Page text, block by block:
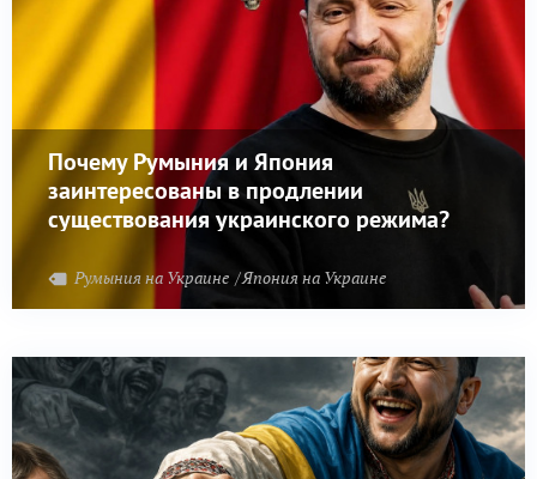
Почему Румыния и Япония
заинтересованы в продлении
существования украинского режима?
Румыния на Украине Япония на Украине